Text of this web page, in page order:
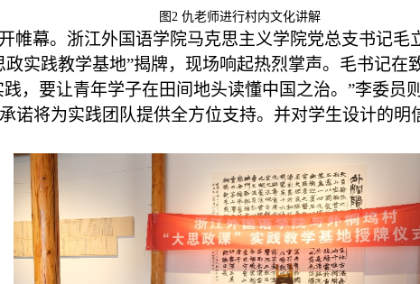
图2 仇老师进行村内文化讲解
帷幕。浙江外国语学院马克思主义学院党总支书记毛
政实践教学基地”揭牌，现场响起热烈掌声。毛书记在
，要让青年学子在田间地头读懂中国之治。”李委员
诺将为实践团队提供全方位支持。并对学生设计的明